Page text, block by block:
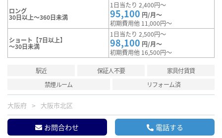
ロング
30日以上～360日未満
1日当たり 2,400円～
95,100 円/月～
初期費用他 11,000円～
ショート【7日以上】
～30日未満
1日当たり 2,500円～
98,100 円/月～
初期費用他 16,500円～
駅近 保証人不要
家具付賃貸
禁煙ルーム
リフォーム済
大阪府 大阪市北区
お問合わせ 電話する